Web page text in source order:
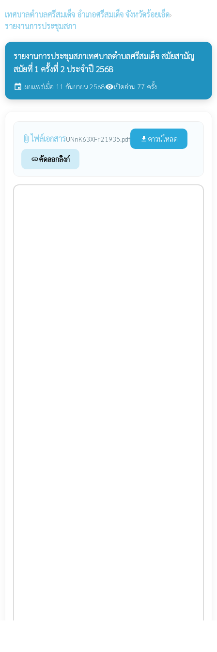
เทศบาลตำบลศรีสมเด็จ อำเภอศรีสมเด็จ จังหวัดร้อยเอ็ด›
รายงานการประชุมสภา
รายงานการประชุมสภาเทศบาลตำบลศรีสมเด็จ สมัยสามัญ
สมัยที่ 1 ครั้งที่ 2 ประจำปี 2568
eventเผยแพร่เมื่อ 11 กันยายน 2568visibilityเปิดอ่าน 77 ครั้ง
attach_file ไฟล์เอกสารUNnK63XFri21935.pdf file_download ดาวน์โหลด
linkคัดลอกลิงก์